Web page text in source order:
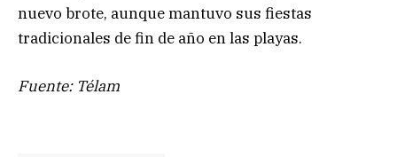
nuevo brote, aunque mantuvo sus fiestas
tradicionales de fin de año en las playas.
Fuente: Télam